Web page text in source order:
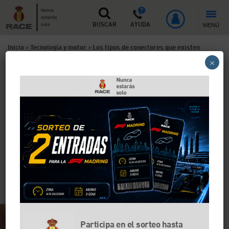
Nunca
estarás
solo
BUSCAR AYUDA MENÚ
Inicio > Tecnología y motor > Los tipos de conectores que existen
Los tipos de conectores que
existen para los coches
eléctricos
Si utilizas un coche eléctrico o un híbrido enchufable,
es muy importante que conozcas cómo vas a poder
recargarlo a través de la red. Para ello existen varios
modos de carga y diferentes tipos de conectores.
Participa en el sorteo hasta
×